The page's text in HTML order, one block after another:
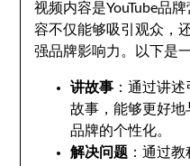
视频内容是YouTube品
容不仅能够吸引观众，
强品牌影响力。以下是
讲故事 ：通过讲
故事，能够更好
品牌的个性化。
解决问题 ：通过